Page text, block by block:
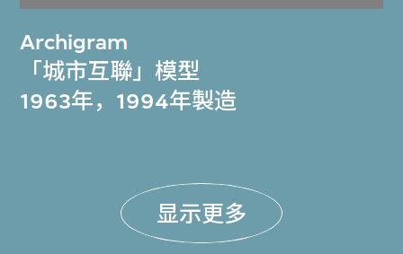
Archigram
「城市互聯」模型
1963年，1994年製造
显示更多